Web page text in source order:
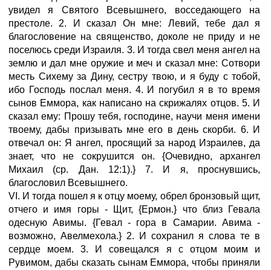
увидел я Святого Всевышнего, восседающего на
престоле. 2. И сказал Он мне: Левий, тебе дал я
благословение на священство, доколе не приду и не
поселюсь среди Израиля. 3. И тогда свел меня ангел на
землю и дал мне оружие и меч и сказал мне: Сотвори
месть Сихему за Дину, сестру твою, и я буду с тобой,
ибо Господь послал меня. 4. И погубил я в то время
сынов Еммора, как написано на скрижалях отцов. 5. И
сказал ему: Прошу тебя, господине, научи меня имени
твоему, дабы призывать мне его в день скорби. 6. И
отвечал он: Я ангел, просящий за народ Израилев, да
знает, что не сокрушится он. {Очевидно, архангел
Михаил (ср. Дан. 12:1).} 7. И я, проснувшись,
благословил Всевышнего.
VI. И тогда пошел я к отцу моему, обрел бронзовый щит,
отчего и имя горы - Щит, {Ермон.} что близ Гевала
одесную Авимы. {Гевал - гора в Самарии. Авима -
возможно, Авелмехола.} 2. И сохранил я слова те в
сердце моем. 3. И совещался я с отцом моим и
Рувимом, дабы сказать сынам Еммора, чтобы приняли